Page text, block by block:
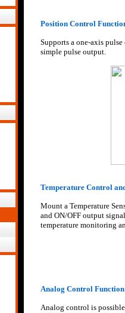
Position Control
Supports a one-axis
simple pulse output.
Temperature Control
Mount a Temperature
and ON/OFF output
temperature monitoring
Analog Control Function
Analog control is